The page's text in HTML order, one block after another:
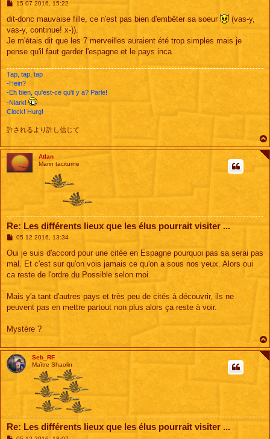
M
s
a
g
15 07 2016, 15:22
dit-donc mauvaise fille, ce n'est pas bien d'embêter sa soeur
(vas-y,
vas-y, continue! x-)).
Je m'étais dit que les 7 merveilles auraient été trop simples mais je
pense qu'il faut garder l'espagne et le pays inca.
Tap, tap, tap
-Hein?
-Eh bien, qu'est-ce qu'il y a? Parle!
-Niark!
Clock! Hurg!
許されるより許し信じて
Atlan
Marin taciturne
Re: Les différents lieux que les élus pourrait visiter ...
M
s
a
g
05 12 2016, 13:34
Oui je suis d'accord pour une citée en Espagne pourquoi pas sa serai pas
mal. Et c'est sur qu'on vois jamais ce qu'on a sous nos yeux. Alors oui
ca reste de l'ordre du Possible selon moi.
Mais y'a tant d'autres pays et très peu de cités à découvrir, ils ne
peuvent pas en mettre partout non plus alors ça reste à voir.
Mystère ?
Seb_RF
Maître Shaolin
Re: Les différents lieux que les élus pourrait visiter ...